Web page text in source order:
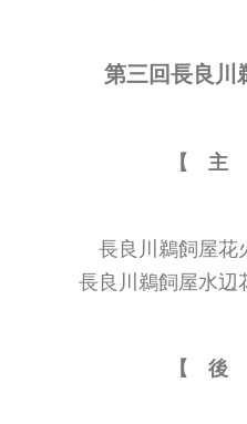
第三回長良川
【
長良川鵜飼屋花
長良川鵜飼屋水辺
【